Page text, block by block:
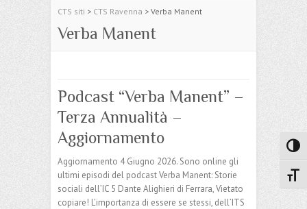
CTS siti > CTS Ravenna > Verba Manent
Verba Manent
Podcast “Verba Manent” –
Terza Annualità –
Aggiornamento
Aggiornamento 4 Giugno 2026. Sono online gli
ultimi episodi del podcast Verba Manent: Storie
sociali dell’IC 5 Dante Alighieri di Ferrara, Vietato
copiare! L’importanza di essere se stessi, dell’ITS